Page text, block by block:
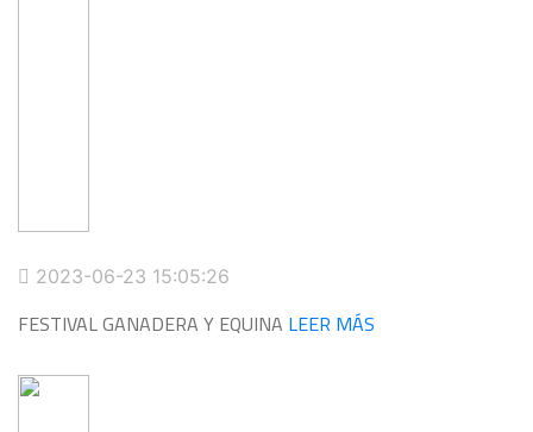
2023-06-23 15:05:26
FESTIVAL GANADERA Y EQUINA LEER MÁS